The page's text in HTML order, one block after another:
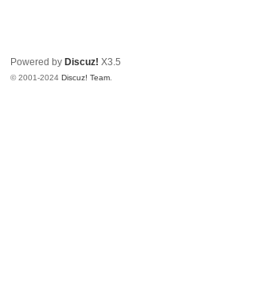
Powered by Discuz! X3.5
© 2001-2024Discuz! Team